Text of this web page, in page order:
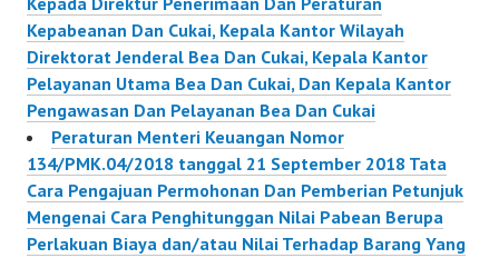
Kepabeanan Dan Cukai, Kepala Kantor Wilayah
Direktorat Jenderal Bea Dan Cukai, Kepala Kantor
Pelayanan Utama Bea Dan Cukai, Dan Kepala Kantor
Pengawasan Dan Pelayanan Bea Dan Cukai
Peraturan Menteri Keuangan Nomor
134/PMK.04/2018 tanggal 21 September 2018 Tata
Cara Pengajuan Permohonan Dan Pemberian Petunjuk
Mengenai Cara Penghitunggan Nilai Pabean Berupa
Perlakuan Biaya dan/atau Nilai Terhadap Barang Yang